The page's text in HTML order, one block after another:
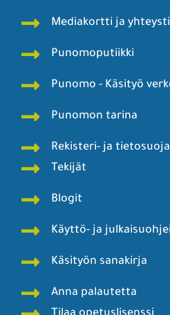
Mainos Punomoon? - tule
Mediakortti ja
Punomoputiikki
Punomo - Käsityö